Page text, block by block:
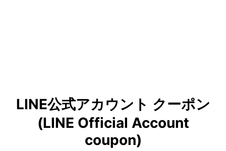
LINE公式アカウント クーポン
(LINE Official Account
coupon)